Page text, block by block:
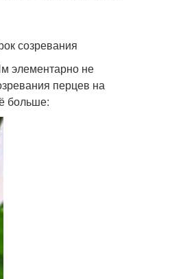
созревания
элементарно не
перцев на
больше: